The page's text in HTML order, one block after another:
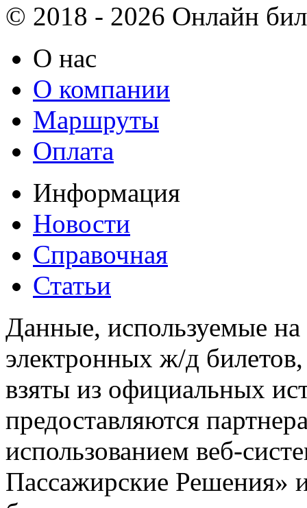
© 2018 - 2026 Онлайн
О нас
О компании
Маршруты
Оплата
Информация
Новости
Справочная
Статьи
Данные, используемые на
электронных ж/д
взяты из официальных
предоставляются
использованием веб-
Пассажирские